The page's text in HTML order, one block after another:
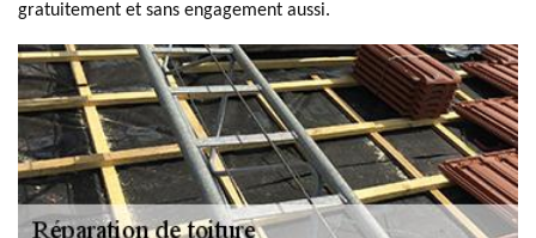
gratuitement et sans engagement aussi.